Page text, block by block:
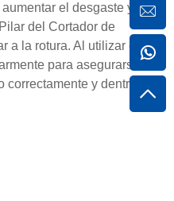
el desgaste y la
del Cortador de
a la rotura. Al utilizar el
para asegurarse de
y dentro del